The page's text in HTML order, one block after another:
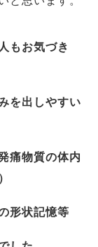
もお気づき
を出しやすい
痛物質の体内
形状記憶等